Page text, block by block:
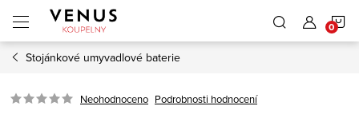
obsah
Stojánkové umyvadlové baterie
Neohodnoceno Podrobnosti hodnocení